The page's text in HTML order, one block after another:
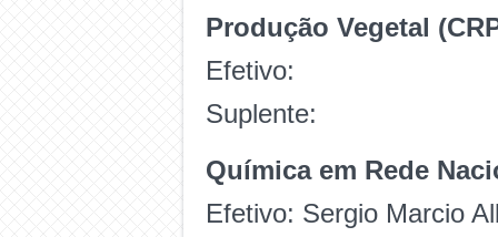
Produção Vegetal
Efetivo:
Suplente:
Química em Rede
Efetivo: Sergio Marcio